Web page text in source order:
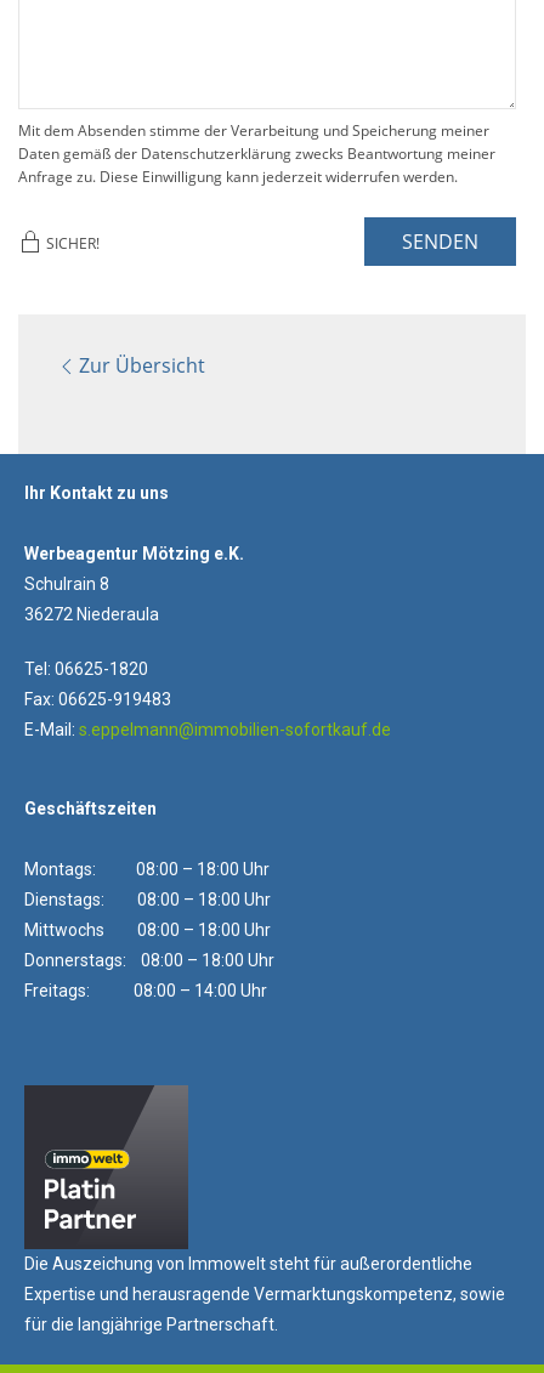
Mit dem Absenden stimme der Verarbeitung und Speicherung meiner
Daten gemäß der Datenschutzerklärung zwecks Beantwortung meiner
Anfrage zu. Diese Einwilligung kann jederzeit widerrufen werden.
SICHER! SENDEN
Zur Übersicht
Ihr Kontakt zu uns
Werbeagentur Mötzing e.K.
Schulrain 8
36272 Niederaula
Tel: 06625-1820
Fax: 06625-919483
E-Mail: s.eppelmann@immobilien-sofortkauf.de
Geschäftszeiten
Montags: 08:00 – 18:00 Uhr
Dienstags: 08:00 – 18:00 Uhr
Mittwochs 08:00 – 18:00 Uhr
Donnerstags: 08:00 – 18:00 Uhr
Freitags: 08:00 – 14:00 Uhr
Die Auszeichung von Immowelt steht für außerordentliche
Expertise und herausragende Vermarktungskompetenz, sowie
für die langjährige Partnerschaft.